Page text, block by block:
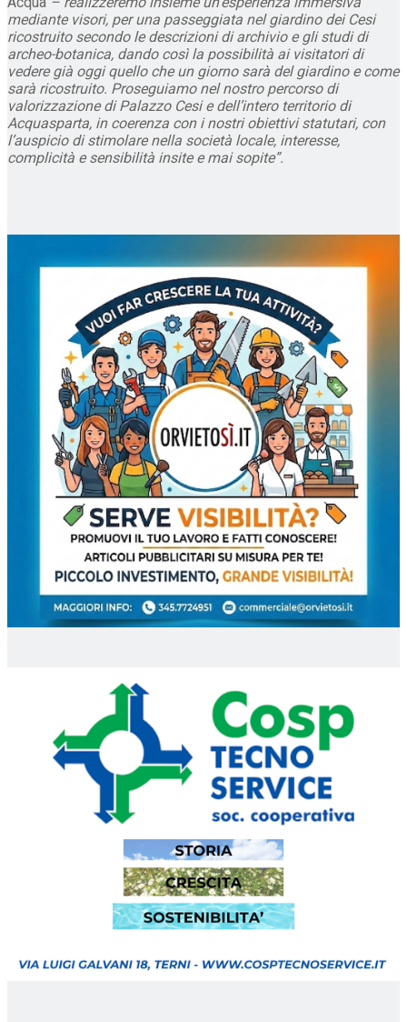
mediante visori, per una passeggiata nel giardino dei Cesi
ricostruito secondo le descrizioni di archivio e gli studi di
archeo-botanica, dando così la possibilità ai visitatori di
vedere già oggi quello che un giorno sarà del giardino e come
sarà ricostruito. Proseguiamo nel nostro percorso di
valorizzazione di Palazzo Cesi e dell’intero territorio di
Acquasparta, in coerenza con i nostri obiettivi statutari, con
l’auspicio di stimolare nella società locale, interesse,
complicità e sensibilità insite e mai sopite”.